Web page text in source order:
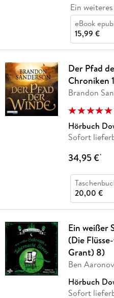
Ein
eBook epub
15,99 €
Der Pfad
Chroniken
Brandon
Hörbuch
Sofort
34,95 €*
20,00 €
Ein weißer
(Die
Grant) 8)
Ben
Hörbuch
Sofort